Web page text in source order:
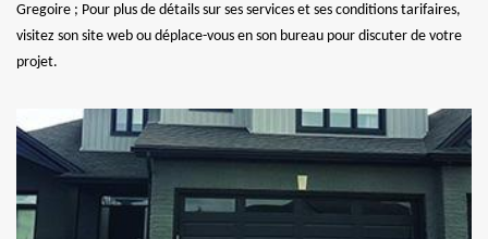
Gregoire ; Pour plus de détails sur ses services et ses conditions tarifaires,
visitez son site web ou déplace-vous en son bureau pour discuter de votre
projet.